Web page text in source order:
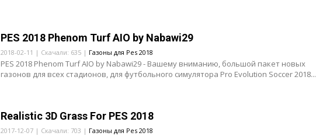
PES 2018 Phenom Turf AIO by Nabawi29
2018-02-11 | Скачали: 635 | Газоны для Pes 2018
PES 2018 Phenom Turf AIO by Nabawi29 - Вашему вниманию, большой пакет новых
газонов для всех стадионов, для футбольного симулятора Pro Evolution Soccer 2018...
Realistic 3D Grass For PES 2018
2017-12-07 | Скачали: 703 | Газоны для Pes 2018